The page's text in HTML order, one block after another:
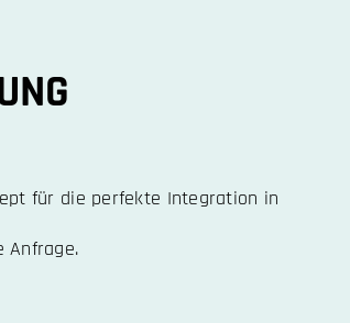
für die perfekte Integration in
Anfrage.